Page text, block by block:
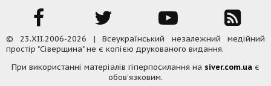
© 23.XII.2006-2026 | Всеукраїнський незалежний медійний
простір "Сіверщина" не є копією друкованого видання.
При використанні матеріалів гіперпосилання на siver.com.ua є
обов'язковим.